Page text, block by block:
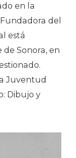
en la
del
está
Sonora, en
Juventud
Dibujo y